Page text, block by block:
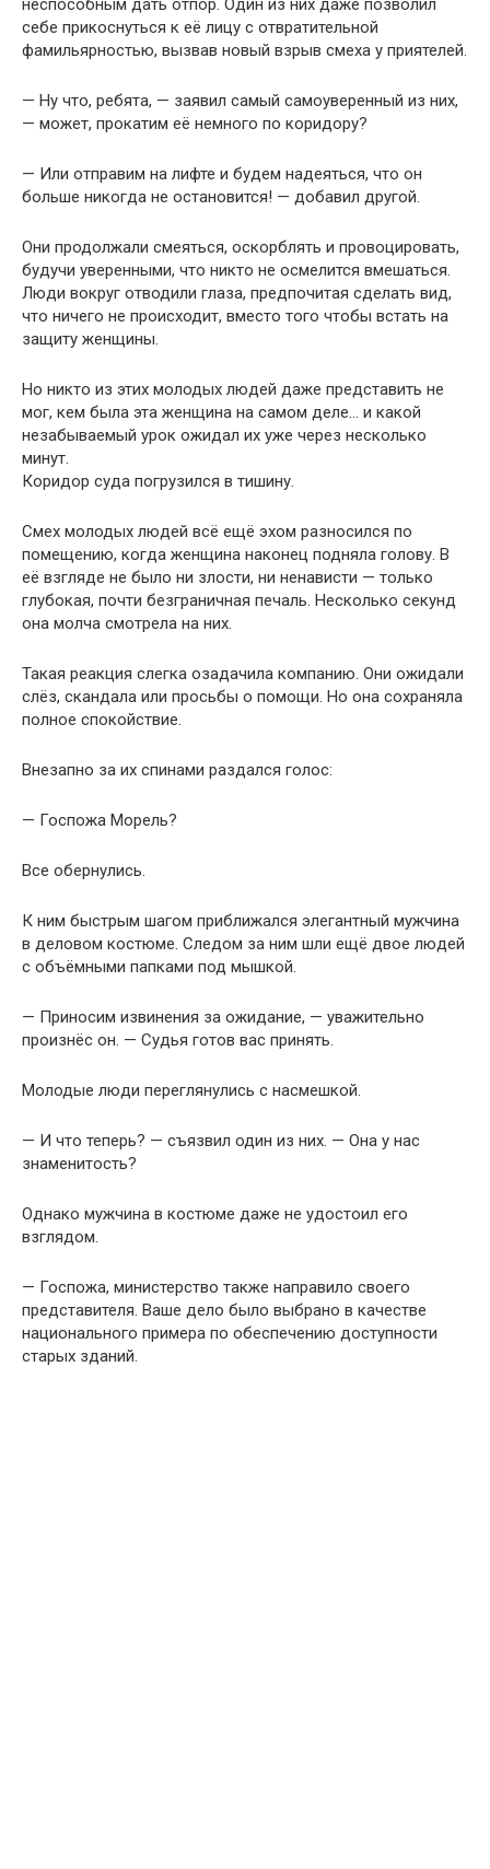
неспособным дать отпор. Один из них даже позволил
себе прикоснуться к её лицу с отвратительной
фамильярностью, вызвав новый взрыв смеха у приятелей.
— Ну что, ребята, — заявил самый самоуверенный из них,
— может, прокатим её немного по коридору?
— Или отправим на лифте и будем надеяться, что он
больше никогда не остановится! — добавил другой.
Они продолжали смеяться, оскорблять и провоцировать,
будучи уверенными, что никто не осмелится вмешаться.
Люди вокруг отводили глаза, предпочитая сделать вид,
что ничего не происходит, вместо того чтобы встать на
защиту женщины.
Но никто из этих молодых людей даже представить не
мог, кем была эта женщина на самом деле… и какой
незабываемый урок ожидал их уже через несколько
минут.
Коридор суда погрузился в тишину.
Смех молодых людей всё ещё эхом разносился по
помещению, когда женщина наконец подняла голову. В
её взгляде не было ни злости, ни ненависти — только
глубокая, почти безграничная печаль. Несколько секунд
она молча смотрела на них.
Такая реакция слегка озадачила компанию. Они ожидали
слёз, скандала или просьбы о помощи. Но она сохраняла
полное спокойствие.
Внезапно за их спинами раздался голос:
— Госпожа Морель?
Все обернулись.
К ним быстрым шагом приближался элегантный мужчина
в деловом костюме. Следом за ним шли ещё двое людей
с объёмными папками под мышкой.
— Приносим извинения за ожидание, — уважительно
произнёс он. — Судья готов вас принять.
Молодые люди переглянулись с насмешкой.
— И что теперь? — съязвил один из них. — Она у нас
знаменитость?
Однако мужчина в костюме даже не удостоил его
взглядом.
— Госпожа, министерство также направило своего
представителя. Ваше дело было выбрано в качестве
национального примера по обеспечению доступности
старых зданий.